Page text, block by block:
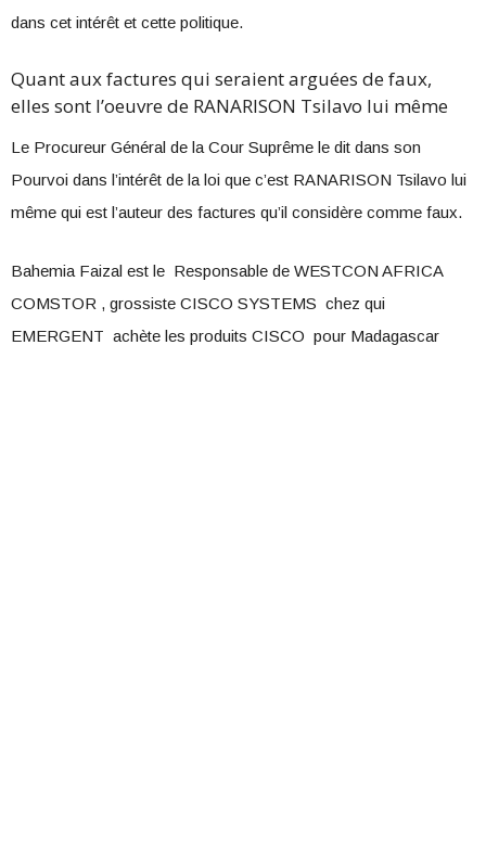
dans cet intérêt et cette politique.
Quant aux factures qui seraient arguées de faux,
elles sont l’oeuvre de RANARISON Tsilavo lui même
Le Procureur Général de la Cour Suprême le dit dans son
Pourvoi dans l’intérêt de la loi que c’est RANARISON Tsilavo lui
même qui est l’auteur des factures qu’il considère comme faux.
Bahemia Faizal est le Responsable de WESTCON AFRICA
COMSTOR , grossiste CISCO SYSTEMS chez qui
EMERGENT achète les produits CISCO pour Madagascar